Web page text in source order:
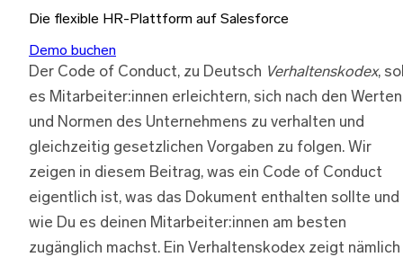
Die flexible HR-Plattform auf Salesforce
Demo buchen
Der Code of Conduct, zu Deutsch Verhaltenskodex,
es Mitarbeiter:innen erleichtern, sich nach den Werten
und Normen des Unternehmens zu verhalten und
gleichzeitig gesetzlichen Vorgaben zu folgen. Wir
zeigen in diesem Beitrag, was ein Code of Conduct
eigentlich ist, was das Dokument enthalten sollte und
wie Du es deinen Mitarbeiter:innen am besten
zugänglich machst. Ein Verhaltenskodex zeigt nämlich